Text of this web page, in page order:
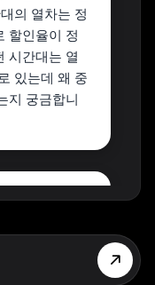
의 열차는 정
할인율이 정
시간대는 열
있는데 왜 중
지 궁금합니
할인이고, 어